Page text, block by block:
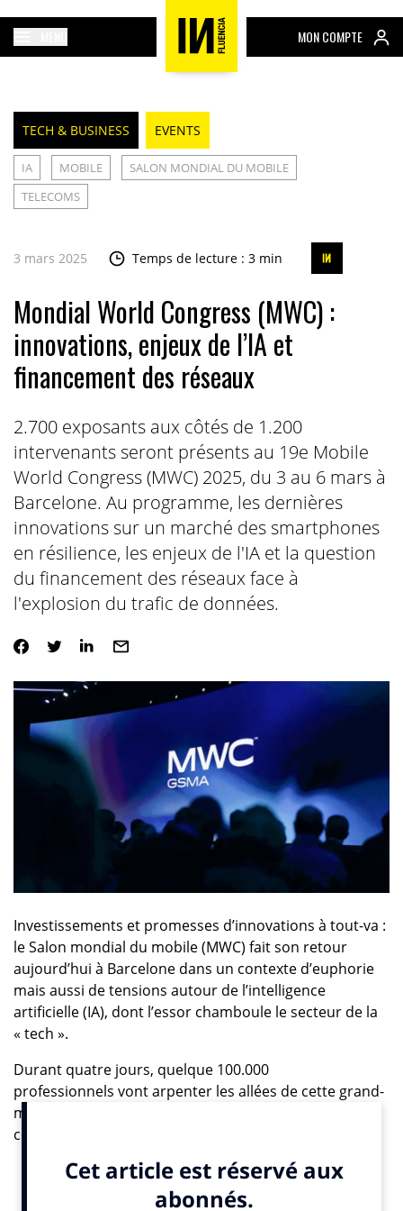
MON COMPTE
TECH & BUSINESS EVENTS
IA MOBILE
SALON MONDIAL DU MOBILE
TELECOMS
3 mars 2025 Temps de lecture : 3 min
Mondial World Congress (MWC) :
innovations, enjeux de l’IA et
financement des réseaux
2.700 exposants aux côtés de 1.200
intervenants seront présents au 19e Mobile
World Congress (MWC) 2025, du 3 au 6 mars à
Barcelone. Au programme, les dernières
innovations sur un marché des smartphones
en résilience, les enjeux de l'IA et la question
du financement des réseaux face à
l'explosion du trafic de données.
Investissements et promesses d’innovations à tout-va :
le Salon mondial du mobile (MWC) fait son retour
aujourd’hui à Barcelone dans un contexte d’euphorie
mais aussi de tensions autour de l’intelligence
artificielle (IA), dont l’essor chamboule le secteur de la
« tech ».
Durant quatre jours, quelque 100.000
professionnels vont arpenter les allées de cette grand-
messe annuelle du smartphone et des services
connectés, selon l’Association mondiale des
depuis 2006 dans la capitale catalane.